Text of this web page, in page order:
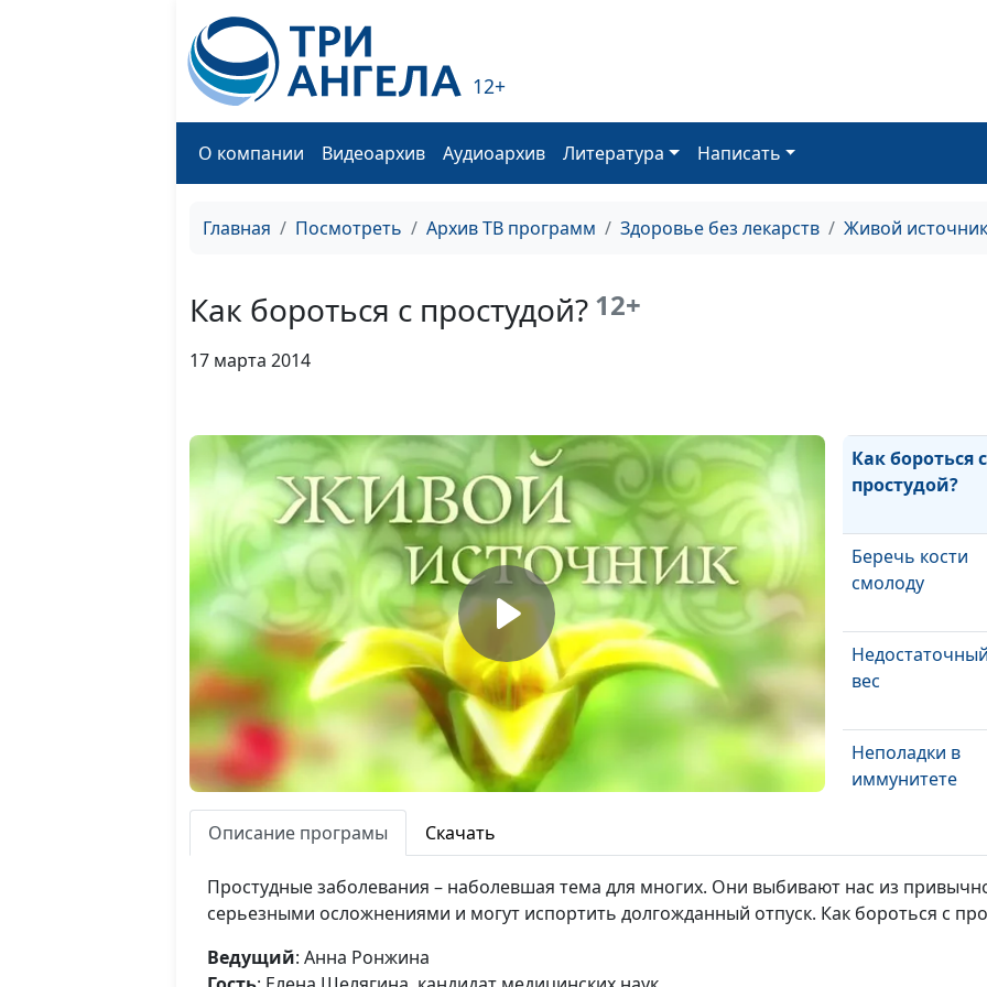
12+
О компании Видеоархив Аудиоархив Литература Написать
Главная Посмотреть Архив ТВ программ Здоровье без лекарств Живой источник
Как бороться с простудой? 12+
17 марта 2014
астмой?
бронхиальной
астме
Как бороться с
простудой?
Беречь кости
смолоду
Недостаточный
вес
Неполадки в
иммунитете
Служба
организма
Описание програмы Скачать
Простудные заболевания – наболевшая тема для многих. Они выбивают нас из
серьезными осложнениями и могут испортить долгожданный отпуск. Как бороться с
Ведущий: Анна Ронжина